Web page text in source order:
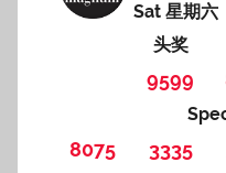
Sat 星期六
头奖
9599
8075 3335